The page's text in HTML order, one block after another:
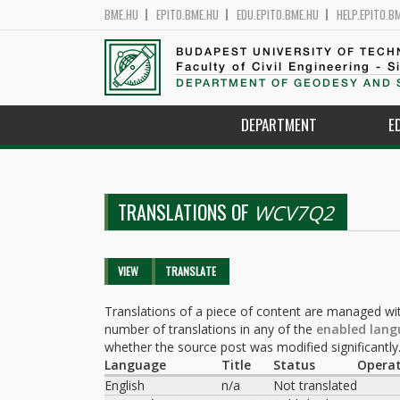
BME.HU EPITO.BME.HU EDU.EPITO.BME.HU
BUDAPEST UNIVERSITY OF
Faculty of Civil Engineering -
DEPARTMENT OF GEODESY AND
DEPARTMENT
TRANSLATIONS OF WCV7Q2
Primary tabs
VIEW TRANSLATE
Translations of a piece of content are managed
number of translations in any of the enabled
whether the source post was modified significantly.
Language
Title Status
English
n/a
Not translated